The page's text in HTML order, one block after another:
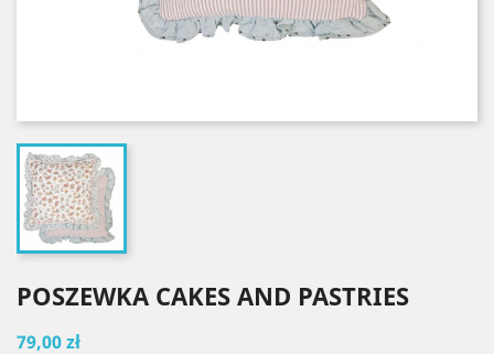
POSZEWKA CAKES AND PASTRIES
79,00 zł